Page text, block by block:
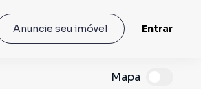
Anuncie seu imóvel Entrar
Mapa